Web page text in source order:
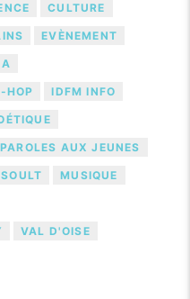
CULTURE
EVÈNEMENT
HOP IDFM INFO
AUX JEUNES
MUSIQUE
VAL D'OISE